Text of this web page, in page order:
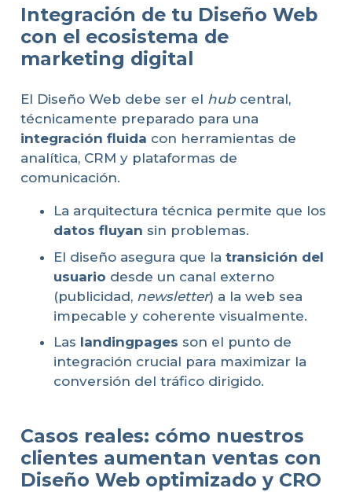
Integración de tu Diseño Web
con el ecosistema de
marketing digital
El Diseño Web debe ser el hubcentral,
técnicamente preparado para una
integración fluida con herramientas de
analítica, CRM y plataformas de
comunicación.
La arquitectura técnica permite que los
datos fluyan sin problemas.
El diseño asegura que la transición del
usuario desde un canal externo
(publicidad, newsletter) a la web sea
impecable y coherente visualmente.
Las landingpages son el punto de
integración crucial para maximizar la
conversión del tráfico dirigido.
Casos reales: cómo nuestros
clientes aumentan ventas con
Diseño Web optimizado y CRO